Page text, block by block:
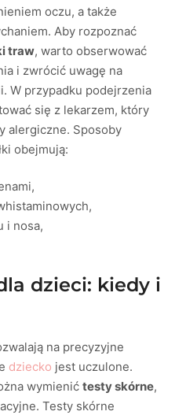
oczu, a także
Aby rozpoznać
traw, warto obserwować
i zwrócić uwagę na
W przypadku podejrzenia
się z lekarzem, który
alergiczne. Sposoby
obejmują:
i nosa,
dzieci: kiedy i
na precyzyjne
dziecko jest uczulone.
wymienićtesty skórne,
Testy skórne